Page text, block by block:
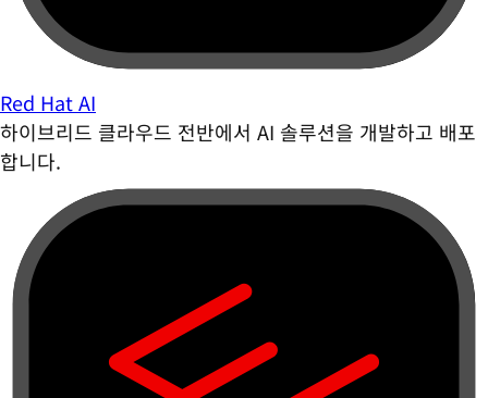
Red Hat AI
하이브리드 클라우드 전반에서 AI 솔루션을 개발하고 배포
합니다.